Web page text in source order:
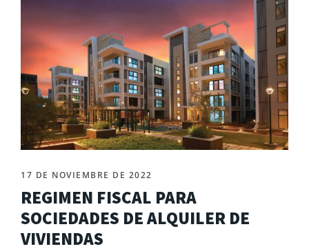
17 DE NOVIEMBRE DE 2022
REGIMEN FISCAL PARA
SOCIEDADES DE ALQUILER DE
VIVIENDAS